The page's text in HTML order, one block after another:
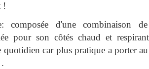
!
composée d'une combinaison
pour son côt​és chaud ​et
quotidien car plus pratique a porter